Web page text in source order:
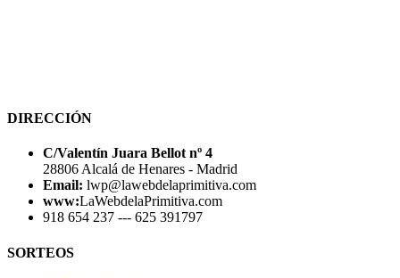
DIRECCIÓN
C/Valentín Juara Bellot nº 4
28806 Alcalá de Henares - Madrid
Email: lwp@lawebdelaprimitiva.com
www:LaWebdelaPrimitiva.com
918 654 237 --- 625 391797
SORTEOS